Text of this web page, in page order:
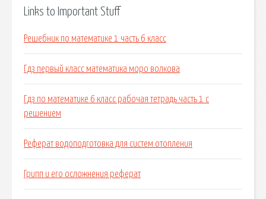
Links to Important Stuff
Решебник по математике 1 часть 6 класс
Гдз первый класс математика моро волкова
Гдз по математике 6 класс рабочая тетрадь часть 1 с
решением
Реферат водоподготовка для систем отопления
Грипп и его осложнения реферат